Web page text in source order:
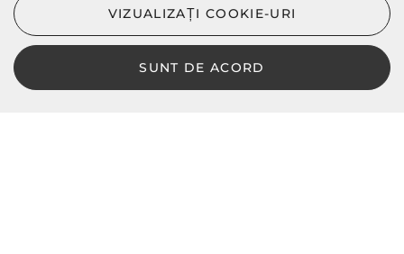
LBD © 2024 - Toate drepturile rezervate
SUNT DE ACORD
VIZUALIZAȚI COOKIE-URI